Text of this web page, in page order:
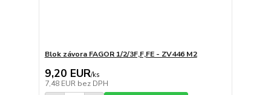
Blok závora FAGOR 1/2/3F,F,FE - ZV446 M2
9,20 EUR/ks
7,48 EUR bez DPH